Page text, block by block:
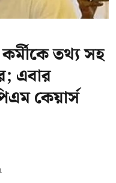
তথ্য সহ
এবার
কেয়ার্স